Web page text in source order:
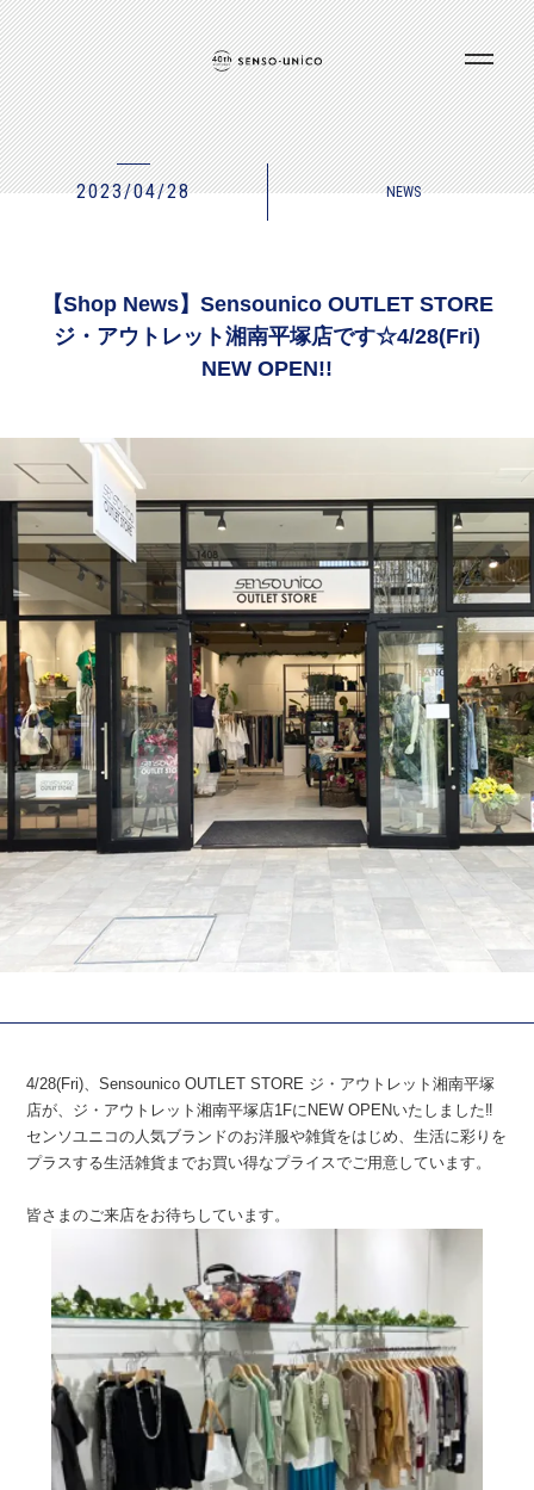
2023/04/28 NEWS
【Shop News】Sensounico OUTLET STORE
ジ・アウトレット湘南平塚店です☆4/28(Fri)
NEW OPEN!!
4/28(Fri)、Sensounico OUTLET STORE ジ・アウトレット湘南平塚
店が、ジ・アウトレット湘南平塚店1FにNEW OPENいたしました‼︎
センソユニコの人気ブランドのお洋服や雑貨をはじめ、生活に彩りを
プラスする生活雑貨までお買い得なプライスでご用意しています。
皆さまのご来店をお待ちしています。